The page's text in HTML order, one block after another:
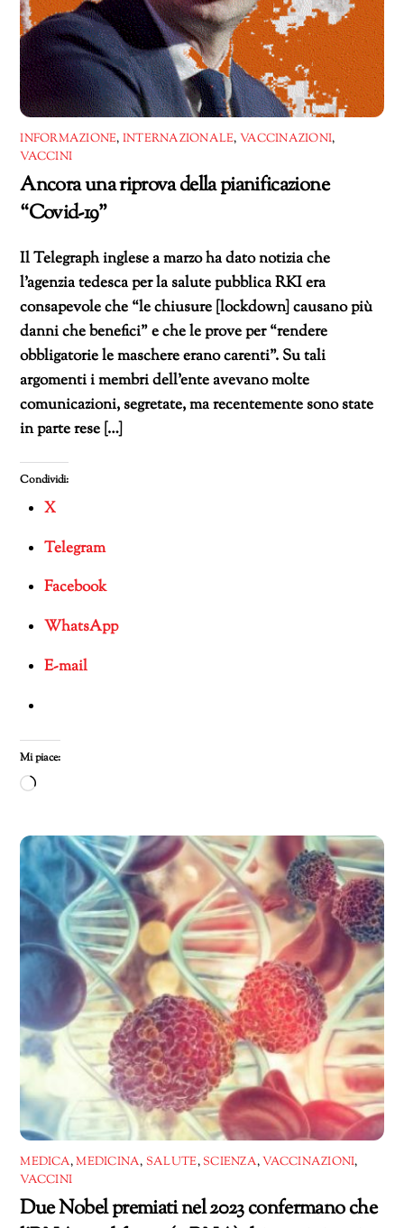
INFORMAZIONE, INTERNAZIONALE, VACCINAZIONI,
VACCINI
Ancora una riprova della pianificazione
“Covid-19”
Il Telegraph inglese a marzo ha dato notizia che
l’agenzia tedesca per la salute pubblica RKI era
consapevole che “le chiusure [lockdown] causano più
danni che benefici” e che le prove per “rendere
obbligatorie le maschere erano carenti”. Su tali
argomenti i membri dell’ente avevano molte
comunicazioni, segretate, ma recentemente sono state
in parte rese […]
Condividi:
X
Telegram
Facebook
WhatsApp
E-mail
Mi piace:
Caricamento
corso…
MEDICA,MEDICINA, SALUTE,SCIENZA,VACCINAZIONI,
VACCINI
Due Nobel premiati nel 2023 confermano che